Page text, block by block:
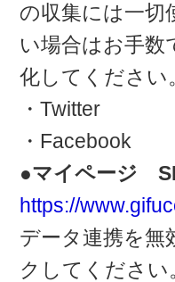
の収集には一切
い場合はお手数
化してください
・Twitter
・Facebook
●マイページ
https://
データ連携を無
クしてください